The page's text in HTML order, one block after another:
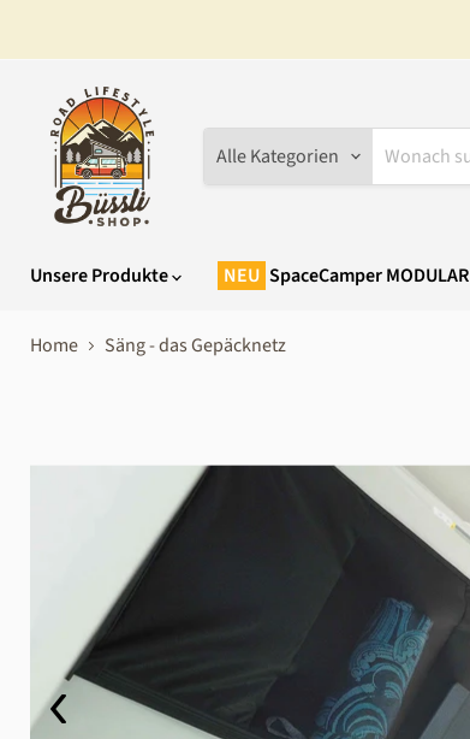
Alle Kategorien
Unsere Produkte SpaceCamper MODULAR
Home Säng - das Gepäcknetz